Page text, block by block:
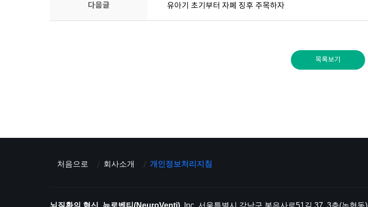
다음글 유아기 초기부터 자폐 징후 주목하자
목록보기
처음으로 회사소개 개인정보처리지침
뇌질환의 혁신, 뉴로벤티(NeuroVenti) , Inc. 서울특별시 강남구 봉은사로51길 37, 3층(논현동).